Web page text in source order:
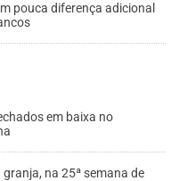
pouca diferença adicional
em baixa no
na 25ª semana de